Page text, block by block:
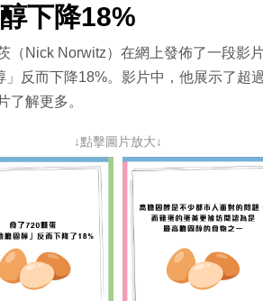
下降18%
（Nick Norwitz）在網上發佈了一段影
反而下降18%。影片中，他展示了超
了解更多。
↓點擊圖片放大↓